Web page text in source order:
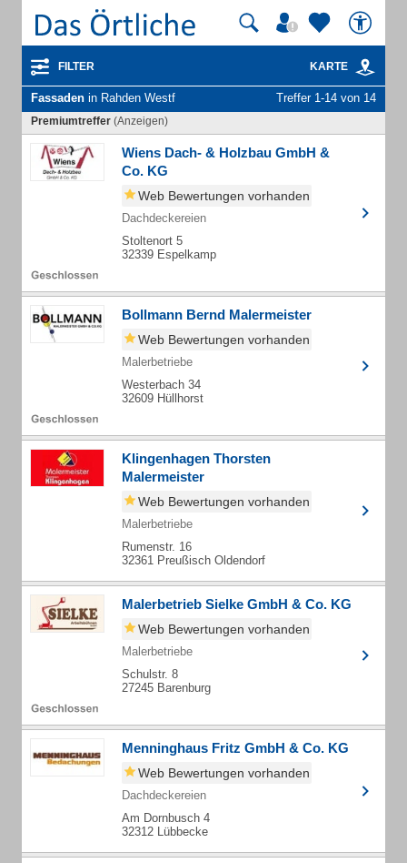
FILTER KARTE
Fassaden in Rahden Westf Treffer 1-14 von 14
Premiumtreffer (Anzeigen)
Wiens Dach- & Holzbau GmbH &
Co. KG
Web Bewertungen vorhanden
Dachdeckereien
Stoltenort 5
32339 Espelkamp
Bollmann Bernd Malermeister
Web Bewertungen vorhanden
Malerbetriebe
Westerbach 34
32609 Hüllhorst
Klingenhagen Thorsten
Malermeister
Web Bewertungen vorhanden
Malerbetriebe
Rumenstr. 16
32361 Preußisch Oldendorf
Malerbetrieb Sielke GmbH & Co. KG
Web Bewertungen vorhanden
Malerbetriebe
Schulstr. 8
27245 Barenburg
Menninghaus Fritz GmbH & Co. KG
Web Bewertungen vorhanden
Dachdeckereien
Am Dornbusch 4
32312 Lübbecke